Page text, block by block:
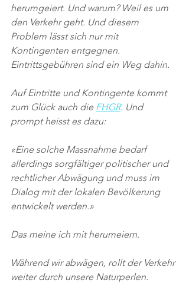
herumgeiert. Und warum? Weil es um
den Verkehr geht. Und diesem
Problem lässt sich nur mit
Kontingenten entgegnen.
Eintrittsgebühren sind ein Weg dahin.
Auf Eintritte und Kontingente kommt
zum Glück auch die FHGR. Und
prompt heisst es dazu:
«Eine solche Massnahme bedarf
allerdings sorgfältiger politischer und
rechtlicher Abwägung und muss im
Dialog mit der lokalen Bevölkerung
entwickelt werden.»
Das meine ich mit herumeiern.
Während wir abwägen, rollt der Verkehr
weiter durch unsere Naturperlen.